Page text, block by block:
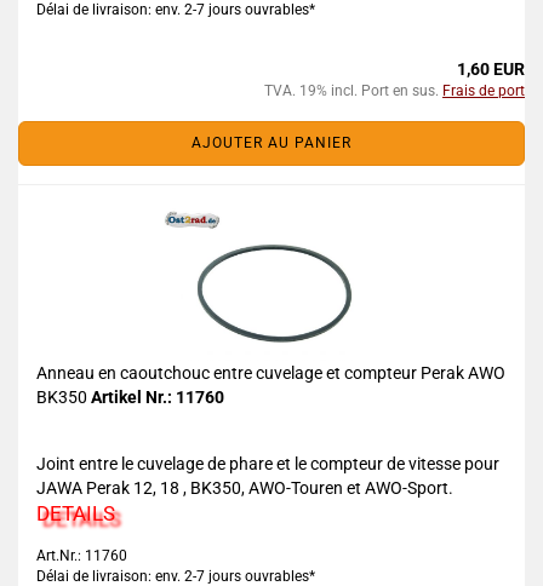
Délai de livraison: env. 2-7 jours ouvrables*
1,60 EUR
TVA. 19% incl. Port en sus. Frais de port
AJOUTER AU PANIER
Anneau en caoutchouc entre cuvelage et compteur Perak AWO
BK350 Artikel Nr.: 11760
Joint entre le cuvelage de phare et le compteur de vitesse pour
JAWA Perak 12, 18 , BK350, AWO-Touren et AWO-Sport.
DETAILS
Art.Nr.: 11760
Délai de livraison: env. 2-7 jours ouvrables*